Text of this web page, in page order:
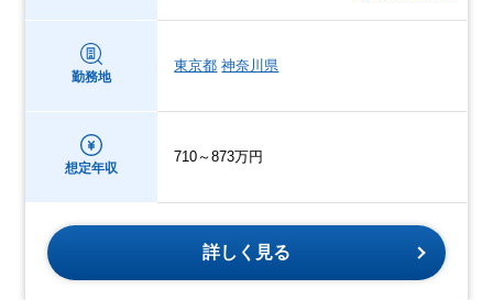
勤務地
東京都 神奈川県
想定年収
710～873万円
詳しく見る